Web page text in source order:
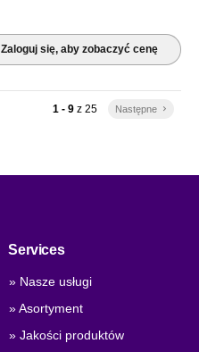
Zaloguj się, aby zobaczyć cenę
1 - 9z 25 Następne keyboard_arrow_right
Services
» Nasze usługi
» Asortyment
» Jakości produktów